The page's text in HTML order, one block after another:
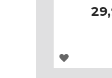
AGREGAR